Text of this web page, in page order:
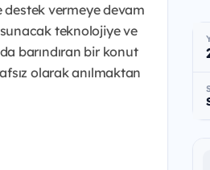
destek vermeye devam
teknolojiye ve
barındıran bir konut
olarak anılmaktan